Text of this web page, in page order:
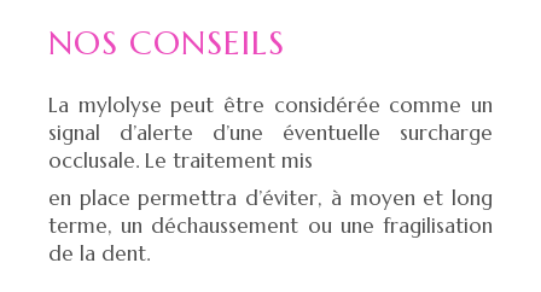
NOS CONSEILS
La mylolyse peut être considérée comme un
signal d’alerte d’une éventuelle surcharge
occlusale. Le traitement mis
en place permettra d’éviter, à moyen et long
terme, un déchaussement ou une fragilisation
de la dent.